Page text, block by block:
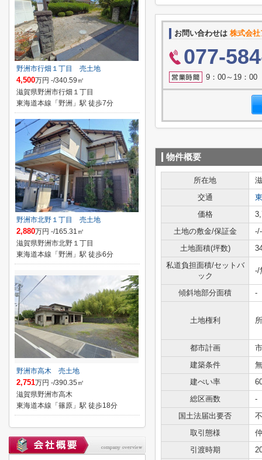
お問い合わせは 株式会
077-
9：00～19：00
物件概要
所在地
交通
価格
土地の敷金/保証金
-/-
土地面積(坪数)
私道負担面積/セットバ
ック
-/
傾斜地部分面積 -
土地権利
都市計画
建築条件
無
建ぺい率
総区画数
-
国土法届出要否
取引態様
引渡時期
野洲市行畑１丁目 売土地
4,500万円 -/340.59㎡
滋賀県野洲市行畑１丁目
東海道本線「野洲」駅 徒歩7分
野洲市北野１丁目 売土地
2,880万円 -/165.31㎡
滋賀県野洲市北野１丁目
東海道本線「野洲」駅 徒歩6分
野洲市高木 売土地
2,751万円 -/390.35㎡
滋賀県野洲市高木
東海道本線「篠原」駅 徒歩18分